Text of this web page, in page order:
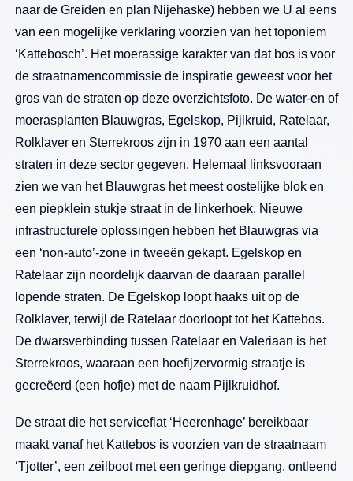
naar de Greiden en plan Nijehaske) hebben we U al eens
van een mogelijke verklaring voorzien van het toponiem
‘Kattebosch’. Het moerassige karakter van dat bos is voor
de straatnamencommissie de inspiratie geweest voor het
gros van de straten op deze overzichtsfoto. De water-en of
moerasplanten Blauwgras, Egelskop, Pijlkruid, Ratelaar,
Rolklaver en Sterrekroos zijn in 1970 aan een aantal
straten in deze sector gegeven. Helemaal linksvooraan
zien we van het Blauwgras het meest oostelijke blok en
een piepklein stukje straat in de linkerhoek. Nieuwe
infrastructurele oplossingen hebben het Blauwgras via
een ‘non-auto’-zone in tweeën gekapt. Egelskop en
Ratelaar zijn noordelijk daarvan de daaraan parallel
lopende straten. De Egelskop loopt haaks uit op de
Rolklaver, terwijl de Ratelaar doorloopt tot het Kattebos.
De dwarsverbinding tussen Ratelaar en Valeriaan is het
Sterrekroos, waaraan een hoefijzervormig straatje is
gecreëerd (een hofje) met de naam Pijlkruidhof.
De straat die het serviceflat ‘Heerenhage’ bereikbaar
maakt vanaf het Kattebos is voorzien van de straatnaam
‘Tjotter’, een zeilboot met een geringe diepgang, ontleend